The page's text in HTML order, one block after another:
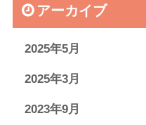
アーカイブ
2025年5月
2025年3月
2023年9月